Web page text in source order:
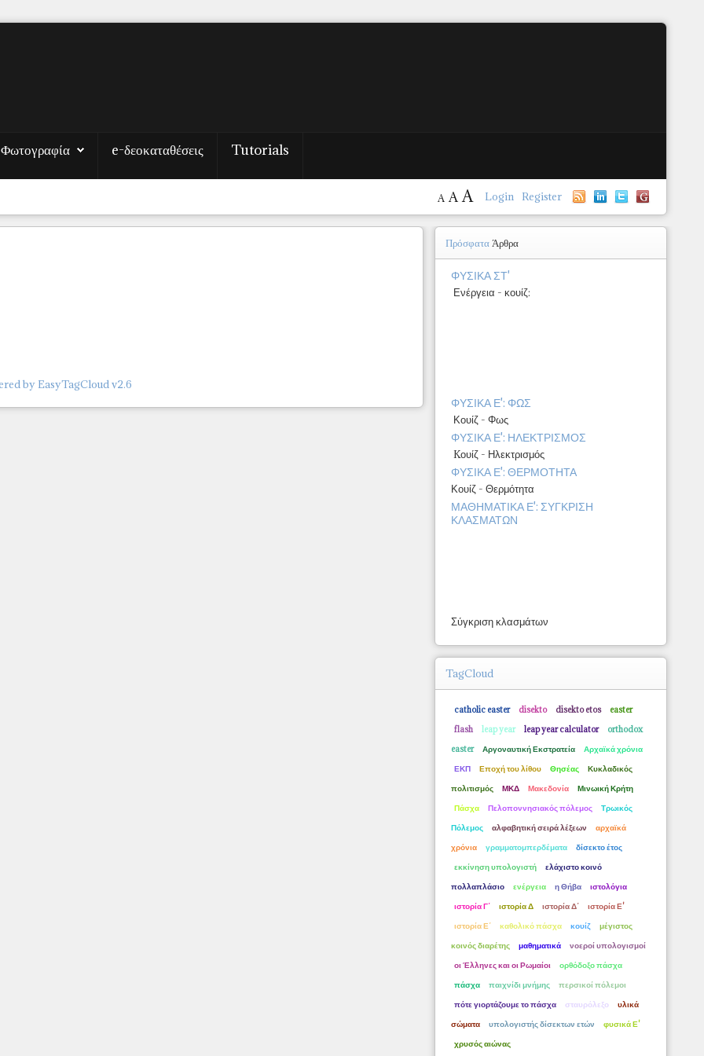
Φωτογραφία e-δεοκαταθέσεις Tutorials
Login Register
A A A
by EasyTagCloud v2.6
ΠρόσφαταΆρθρα
ΦΥΣΙΚΑ ΣΤ'
Ενέργεια - κουίζ:
ΦΥΣΙΚΑ Ε': ΦΩΣ
Κουίζ - Φως
ΦΥΣΙΚΑ Ε': ΗΛΕΚΤΡΙΣΜΟΣ
Kουίζ - Ηλεκτρισμός
ΦΥΣΙΚΑ Ε': ΘΕΡΜΟΤΗΤΑ
Κουίζ - Θερμότητα
ΜΑΘΗΜΑΤΙΚΑ Ε': ΣΥΓΚΡΙΣΗ
ΚΛΑΣΜΑΤΩΝ
Σύγκριση κλασμάτων
TagCloud
catholic easter disekto disekto etos
easter
flash
leap year leap year calculator
orthodox
easter
Αργοναυτική Εκστρατεία
Αρχαϊκά χρόνια
ΕΚΠ
Εποχή του λίθου Θησέας
Κυκλαδικός
πολιτισμός
ΜΚΔ Μακεδονία
Μινωική Κρήτη
Πάσχα
Πελοποννησιακός πόλεμος
Τρωικός
Πόλεμος
αλφαβητική σειρά λέξεων
αρχαϊκά
χρόνια
γραμματομπερδέματα
δίσεκτο έτος
εκκίνηση υπολογιστή
ελάχιστο κοινό
πολλαπλάσιο
ενέργεια η Θήβα
ιστολόγια
ιστορία Γ΄
ιστορία Δ ιστορία Δ΄
ιστορία Ε'
ιστορία Ε΄
καθολικό πάσχα κουίζ
μέγιστος
κοινός διαρέτης
μαθηματικά
νοεροί υπολογισμοί
οι Έλληνες και οι Ρωμαίοι
ορθόδοξο πάσχα
πάσχα
παιχνίδι μνήμης
περσικοί πόλεμοι
πότε γιορτάζουμε το πάσχα
σταυρόλεξο
υλικά
σώματα
υπολογιστής δίσεκτων ετών
φυσικά Ε'
χρυσός αιώνας